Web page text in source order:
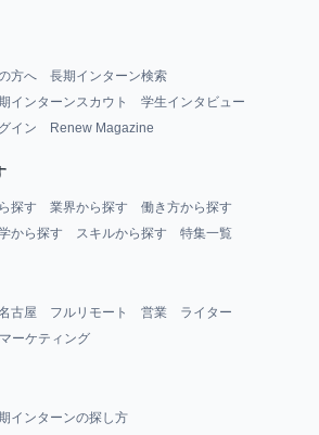
方へ
長期インターン検索
インターンスカウト
学生インタビュー
イン Renew Magazine
探す 業界から探す
働き方から探す
から探す スキルから探す 特集一覧
古屋 フルリモート 営業
ライター
マーケティング
インターンの探し方